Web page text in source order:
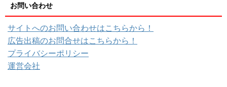
お問い合わせ
サイトへのお問い合わせはこちらから！
広告出稿のお問合せはこちらから！
プライバシーポリシー
運営会社